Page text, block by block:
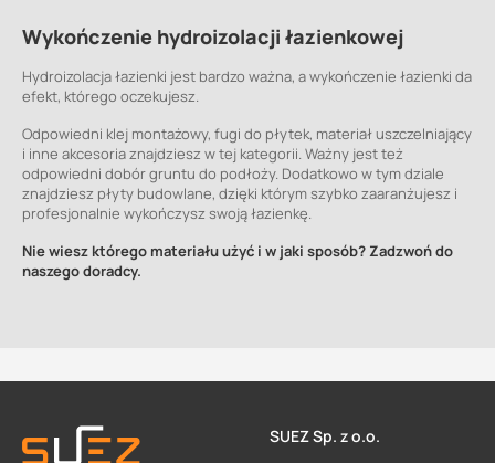
Wykończenie hydroizolacji łazienkowej
Hydroizolacja łazienki jest bardzo ważna, a wykończenie łazienki da
efekt, którego oczekujesz.
Odpowiedni klej montażowy, fugi do płytek, materiał uszczelniający
i inne akcesoria znajdziesz w tej kategorii. Ważny jest też
odpowiedni dobór gruntu do podłoży. Dodatkowo w tym dziale
znajdziesz płyty budowlane, dzięki którym szybko zaaranżujesz i
profesjonalnie wykończysz swoją łazienkę.
Nie wiesz którego materiału użyć i w jaki sposób? Zadzwoń do
naszego doradcy.
SUEZ Sp. z o.o.